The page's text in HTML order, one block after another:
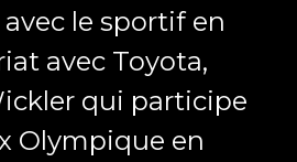
le sportif en
avec Toyota,
qui participe
Olympique en